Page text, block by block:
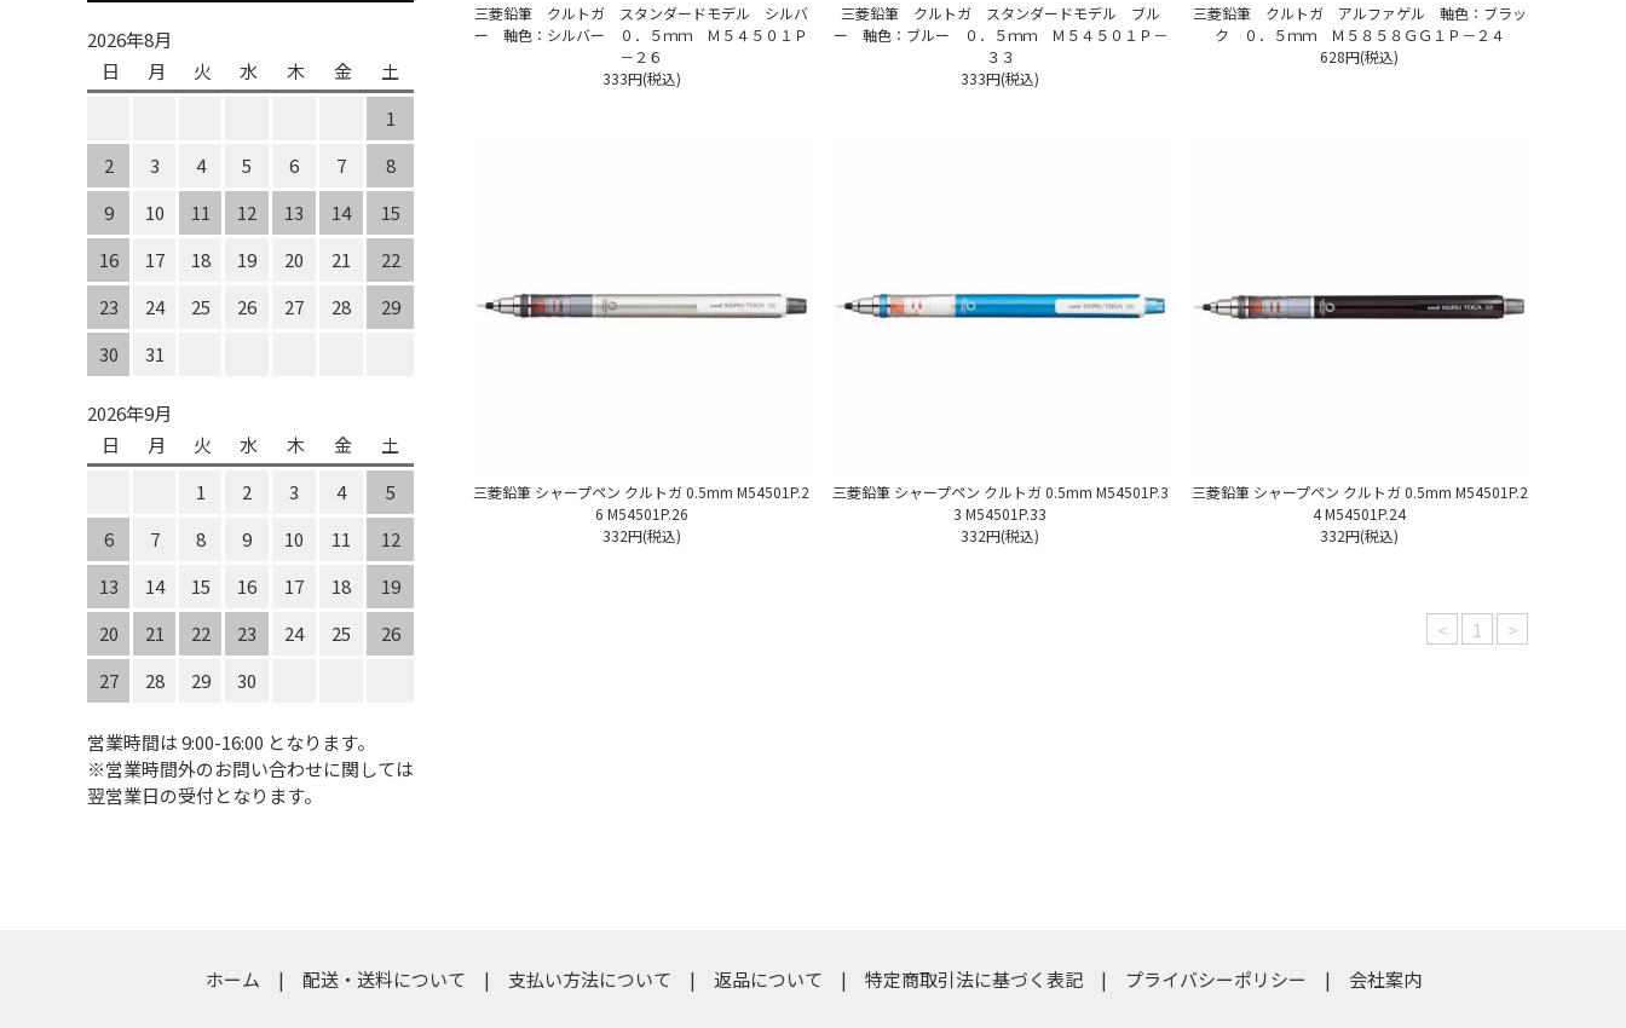
三菱鉛筆 クルトガ スタンダードモデル シルバ
ー 軸色：シルバー ０．５ｍｍ Ｍ５４５０１Ｐ
－２６
333円(税込)
三菱鉛筆 クルトガ スタンダードモデル ブル
ー 軸色：ブルー ０．５ｍｍ Ｍ５４５０１Ｐ－
３３
333円(税込)
三菱鉛筆 クルトガ アルファゲル 軸色：ブラッ
ク ０．５ｍｍ Ｍ５８５８ＧＧ１Ｐ－２４
628円(税込)
三菱鉛筆 シャープペン クルトガ 0.5mm M54501P.2
6 M54501P.26
332円(税込)
三菱鉛筆 シャープペン クルトガ 0.5mm M54501P.3
3 M54501P.33
332円(税込)
三菱鉛筆 シャープペン クルトガ 0.5mm M54501P.2
4 M54501P.24
332円(税込)
< 1 >
2026年8月
日
月 火 水 木 金
土
1
2
3 4 5 6 7
8
9
10 11 12 13 14
15
16
17 18 19 20 21
22
23
24 25 26 27 28
29
30
31
2026年9月
日
月 火 水 木 金
土
1
2 3 4
5
6
7 8 9 10 11
12
13
14 15 16 17 18
19
20
21 22 23 24 25
26
27
28 29 30
営業時間は 9:00-16:00 となります。
※営業時間外のお問い合わせに関しては
翌営業日の受付となります。
ホーム 配送・送料について 支払い方法について 返品について 特定商取引法に基づく表記 プライバシーポリシー 会社案内